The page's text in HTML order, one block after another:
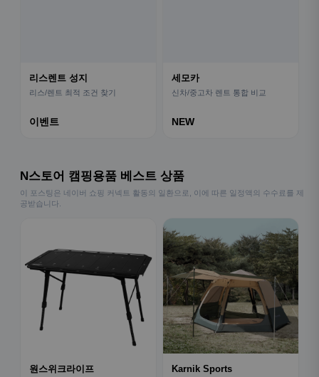
리스렌트 성지
리스/렌트 최적 조건 찾기
이벤트
세모카
신차/중고차 렌트 통합 비교
NEW
N스토어 캠핑용품 베스트 상품
이 포스팅은 네이버 쇼핑 커넥트 활동의 일환으로, 이에 따른 일정액의 수수료를 제
공받습니다.
원스위크라이프 Karnik Sports